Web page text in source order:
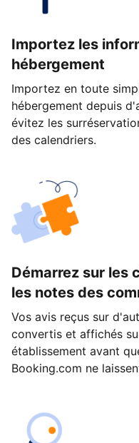
Importez les
hébergement
Importez en toute
hébergement depuis
évitez les
des calendriers.
Démarrez sur les
les notes des
Vos avis reçus sur
convertis et affichés
établissement avant
Booking.com ne